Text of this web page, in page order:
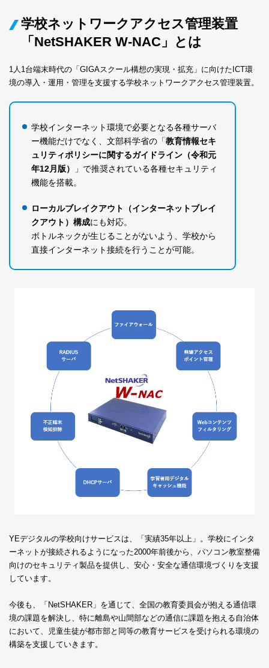
学校ネットワークアクセス管理装置
「NetSHAKER W-NAC」とは
1人1台端末時代の「GIGAスクール構想の実現・拡充」に向けたICT環
境の導入・運用・管理を支援する学校ネットワークアクセス管理装置。
学校インターネット環境で必要となる各種サーバ
ー機能だけでなく、文部科学省の「教育情報セキ
ュリティポリシーに関するガイドライン（令和元
年12月版）
」で推奨されている各種セキュリティ
機能を搭載。
ローカルブレイクアウト（インターネットブレイ
クアウト）構成にも対応。
ボトルネックが生じることがないよう、学校から
直接インターネット接続を行うことが可能。
YEデジタルの学校向けサービスは、「実績35年以上」。学校にインタ
ーネットが接続されるようになった2000年前後から、パソコン教室整備
向けのセキュリティ製品を提供し、安心・安全な通信環境づくりを支援
しています。
今後も、「NetSHAKER」を通じて、全国の教育委員会が抱える通信環
境の課題を解決し、特に離島や山間部などの通信に課題を抱える自治体
において、児童生徒が都市部と同等の教育サービスを受けられる環境の
構築を支援していきます。